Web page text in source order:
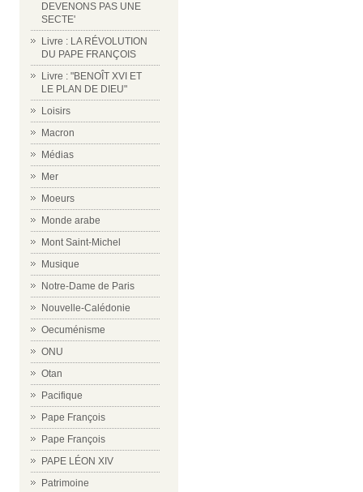
DEVENONS PAS UNE
SECTE'
Livre : LA RÉVOLUTION
DU PAPE FRANÇOIS
Livre : "BENOÎT XVI ET
LE PLAN DE DIEU"
Loisirs
Macron
Médias
Mer
Moeurs
Monde arabe
Mont Saint-Michel
Musique
Notre-Dame de Paris
Nouvelle-Calédonie
Oecuménisme
ONU
Otan
Pacifique
Pape François
Pape François
PAPE LÉON XIV
Patrimoine